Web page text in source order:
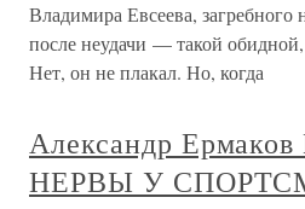
Владимира Евсеева,
после неудачи — такой
Нет, он не плакал. Но, когда
Александр
НЕРВЫ У